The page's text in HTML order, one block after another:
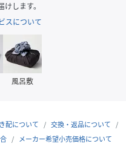
します。
スについて
風呂敷
配について
交換・返品について
メーカー希望小売価格について